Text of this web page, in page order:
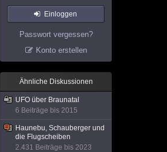
Einloggen
Passwort vergessen?
Konto erstellen
Ähnliche Diskussionen
UFO über Braunatal
6 Beiträge bis 2015
Haunebu, Schauberger und
die Flugscheiben
2.431 Beiträge bis 2023